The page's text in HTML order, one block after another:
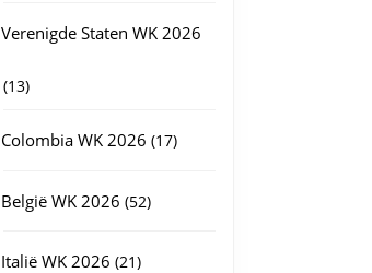
Verenigde Staten WK 2026
1313
producten
Colombia WK 2026 1717
België WK 2026 5252
Italië WK 2026 2121